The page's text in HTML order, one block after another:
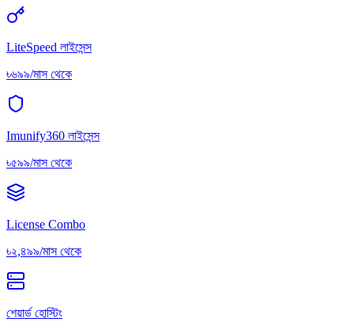
LiteSpeed লাইসেন্স
৳৬৯৯/মাস থেকে
Imunify360 লাইসেন্স
৳৫৯৯/মাস থেকে
License Combo
৳২,৪৯৯/মাস থেকে
শেয়ার্ড হোস্টিং